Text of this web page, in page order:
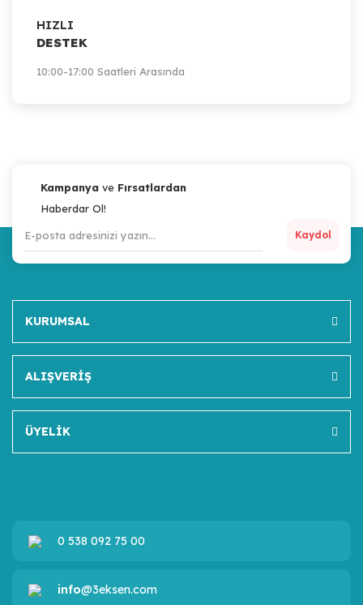
HIZLI
DESTEK
10:00-17:00 Saatleri Arasında
Kampanya ve Fırsatlardan
Haberdar Ol!
Kaydol
KURUMSAL
ALIŞVERİŞ
ÜYELİK
0 538 092 75 00
info@3eksen.com